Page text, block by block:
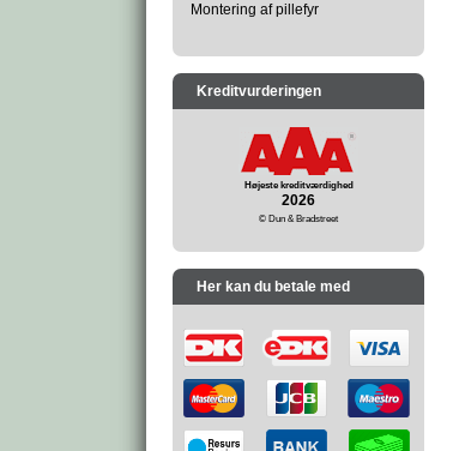
Montering af pillefyr
Kreditvurderingen
Højeste kreditværdighed
2026
© Dun & Bradstreet
Her kan du betale med